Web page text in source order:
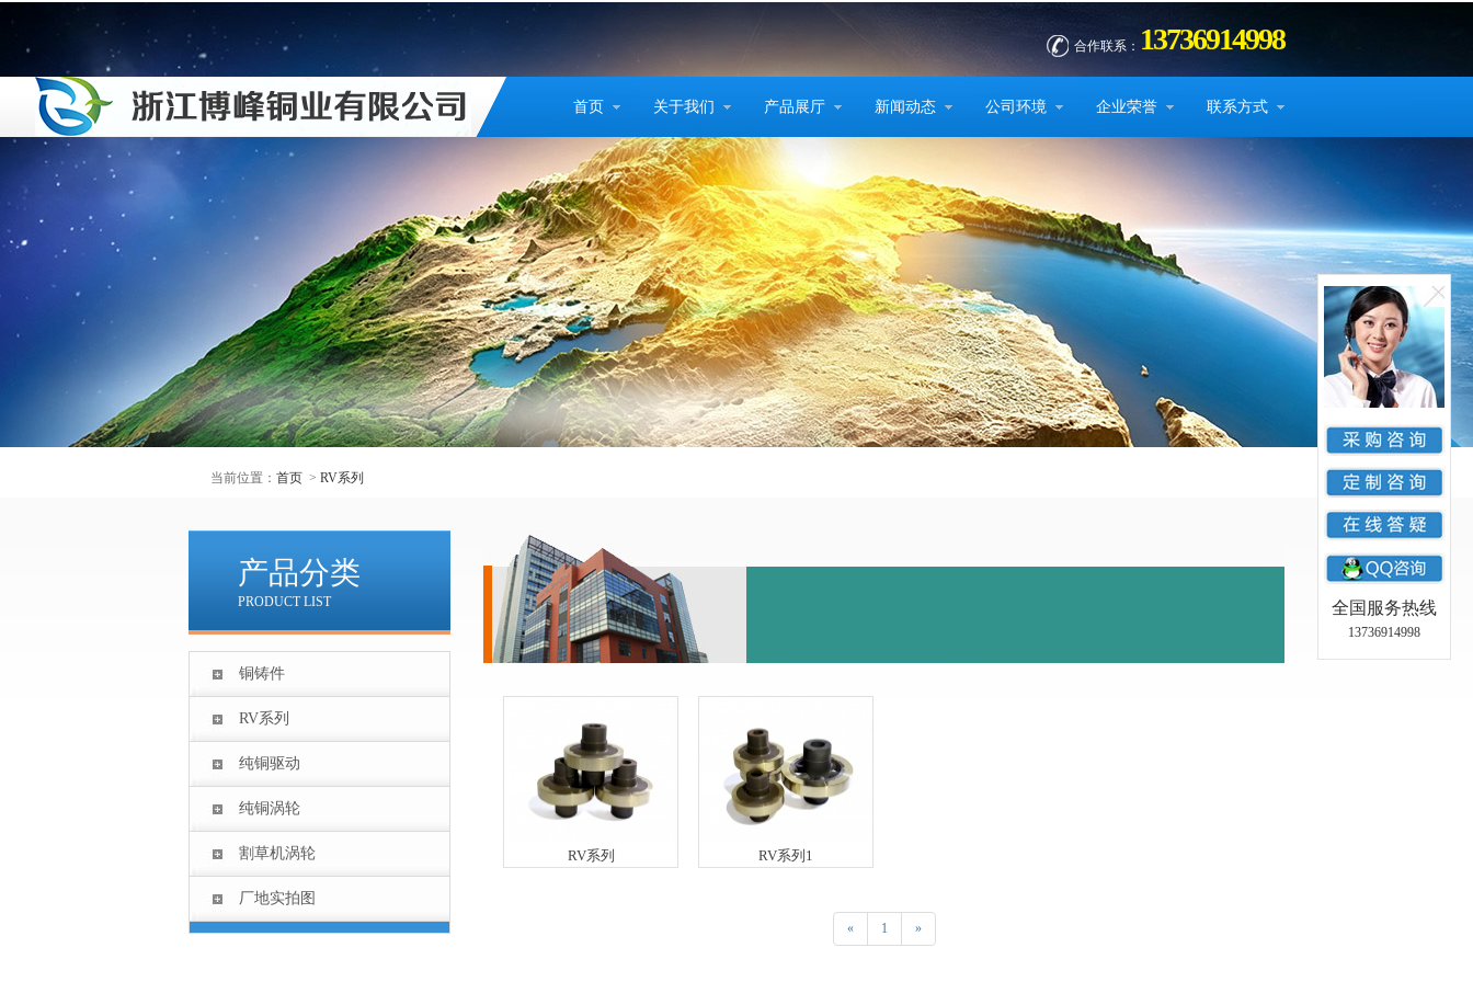
13736914998
合作联系：
首页 关于我们 产品展厅 新闻动态 公司环境 企业荣誉 联系方式
当前位置： 首页 > RV系列
产品分类
PRODUCT LIST
铜铸件
RV系列
纯铜驱动
纯铜涡轮
割草机涡轮
厂地实拍图
RV系列 RV系列1
« 1 »
全国服务热线
13736914998